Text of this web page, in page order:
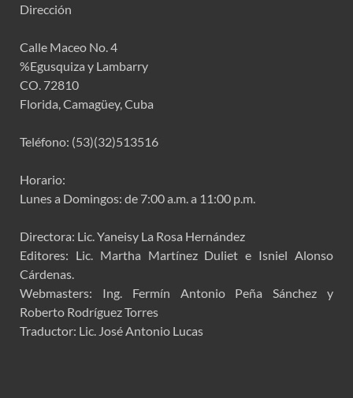
Dirección
Calle Maceo No. 4
%Egusquiza y Lambarry
CO. 72810
Florida, Camagüey, Cuba
Teléfono: (53)(32)513516
Horario:
Lunes a Domingos: de 7:00 a.m. a 11:00 p.m.
Directora: Lic. Yaneisy La Rosa Hernández
Editores: Lic. Martha Martínez Duliet e Isniel Alonso
Cárdenas.
Webmasters: Ing. Fermín Antonio Peña Sánchez y
Roberto Rodríguez Torres
Traductor: Lic. José Antonio Lucas